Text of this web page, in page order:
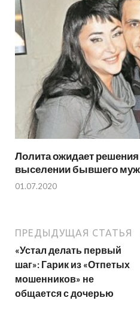
Лолита ожидает решения
выселении бывшего
01.07.2020
ПРЕДЫДУЩАЯ СТАТЬЯ
«Устал делать первый
шаг»: Гарик из «Отпетых
мошенников» не
общается с дочерью